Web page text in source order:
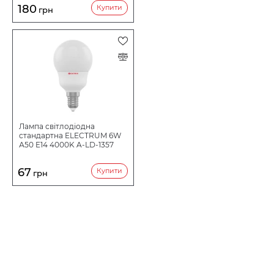
180 грн Купити
Лампа світлодіодна
стандартна ELECTRUM 6W
А50 E14 4000K A-LD-1357
67 грн Купити